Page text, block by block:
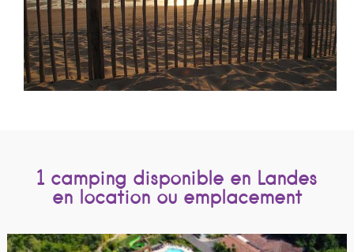
1 camping disponible en Landes
en location ou emplacement